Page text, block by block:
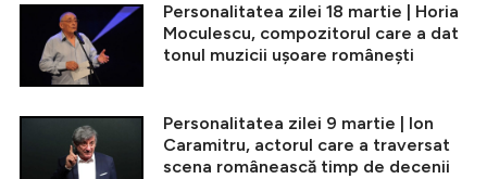
Personalitatea zilei 18 martie | Horia
Moculescu, compozitorul care a dat
tonul muzicii ușoare românești
Personalitatea zilei 9 martie | Ion
Caramitru, actorul care a traversat
scena românească timp de decenii